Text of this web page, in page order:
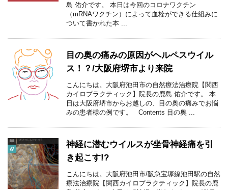
島 佑介です。 本日は今回のコロナワクチン
（mRNAワクチン）によって血栓ができる仕組みに
ついて書かれた本 ...
目の奥の痛みの原因がヘルペスウイル
ス！？/大阪府堺市より来院
こんにちは。大阪府池田市の自然療法治療院【関西
カイロプラクティック】院長の鹿島 佑介です。 本
日は大阪府堺市からお越しの、目の奥の痛みでお悩
みの患者様の例です。 Contents 目の奥 ...
神経に潜むウイルスが坐骨神経痛を引
き起こす!?
こんにちは。大阪府池田市/阪急宝塚線池田駅の自然
療法治療院【関西カイロプラクティック】院長の鹿